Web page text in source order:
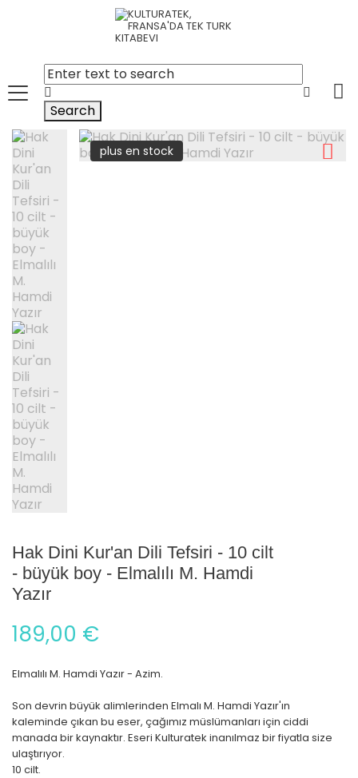
Search
plus en stock
Hak Dini Kur'an Dili Tefsiri - 10 cilt
- büyük boy - Elmalılı M. Hamdi
Yazır
189,00 €
Elmalılı M. Hamdi Yazır - Azim.
Son devrin büyük alimlerinden Elmalı M. Hamdi Yazır'ın
kaleminde çıkan bu eser, çağımız müslümanları için ciddi
manada bir kaynaktır. Eseri Kulturatek inanılmaz bir fiyatla size
ulaştırıyor.
10 cilt.